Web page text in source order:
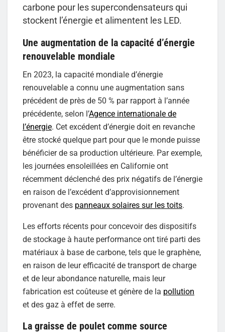
carbone pour les supercondensateurs qui
stockent l’énergie et alimentent les LED.
Une augmentation de la capacité d’énergie
renouvelable mondiale
En 2023, la capacité mondiale d’énergie
renouvelable a connu une augmentation sans
précédent de près de 50 % par rapport à l’année
précédente, selon l’Agence internationale de
l’énergie. Cet excédent d’énergie doit en revanche
être stocké quelque part pour que le monde puisse
bénéficier de sa production ultérieure. Par exemple,
les journées ensoleillées en Californie ont
récemment déclenché des prix négatifs de l’énergie
en raison de l’excédent d’approvisionnement
provenant des panneaux solaires sur les toits.
Les efforts récents pour concevoir des dispositifs
de stockage à haute performance ont tiré parti des
matériaux à base de carbone, tels que le graphène,
en raison de leur efficacité de transport de charge
et de leur abondance naturelle, mais leur
fabrication est coûteuse et génère de la pollution
et des gaz à effet de serre.
La graisse de poulet comme source